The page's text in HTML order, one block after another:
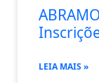
LEIA MAIS »